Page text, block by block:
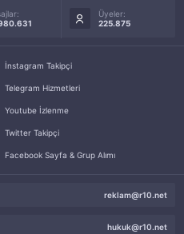
Üyeler:
225.875
İnstagram Takipçi
Telegram Hizmetleri
Youtube İzlenme
Twitter Takipçi
Facebook Sayfa & Grup Alımı
reklam@r10.net
hukuk@r10.net